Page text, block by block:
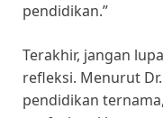
pendidikan.”
Terakhir, jangan
refleksi. Menurut
pendidikan